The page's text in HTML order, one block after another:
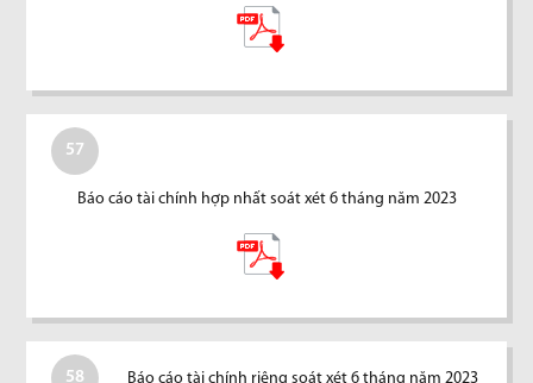
57
Báo cáo tài chính hợp nhất soát xét 6 tháng năm 2023
58 Báo cáo tài chính riêng soát xét 6 tháng năm 2023